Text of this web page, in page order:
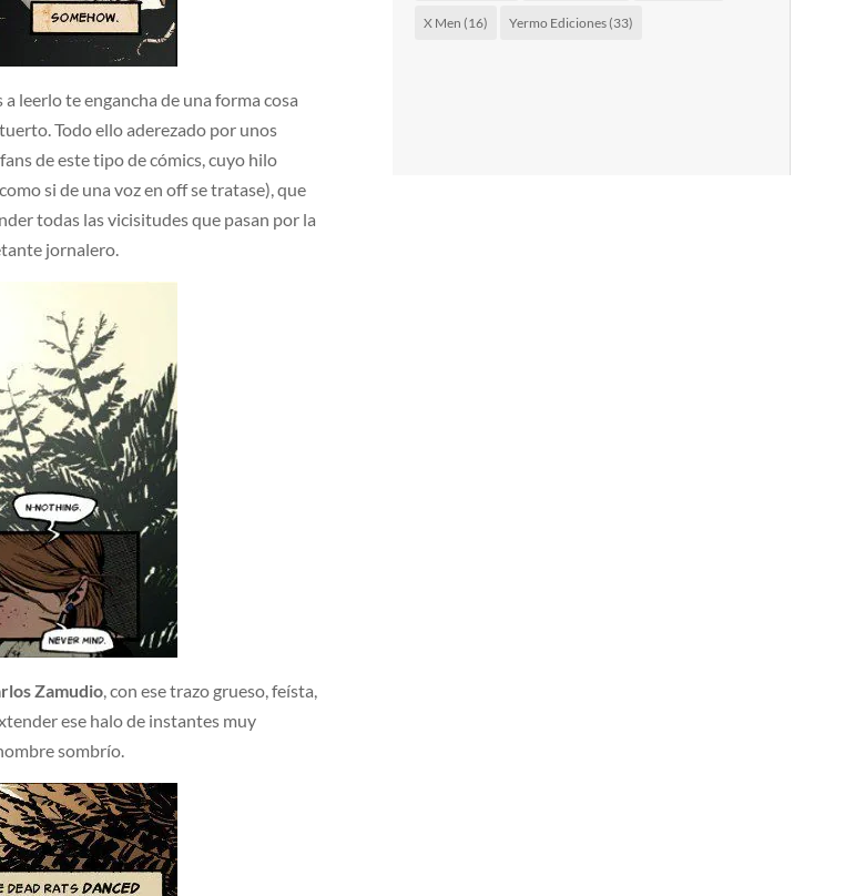
leerlo te engancha de una forma cosa
Todo ello aderezado por unos
de este tipo de cómics, cuyo hilo
si de una voz en off se tratase), que
todas las vicisitudes que pasan por la
jornalero.
Zamudio , con ese trazo grueso, feísta,
ese halo de instantes muy
sombrío.
X Men (16) Yermo Ediciones(33)